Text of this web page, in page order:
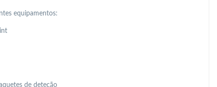
equipamentos:
de deteção